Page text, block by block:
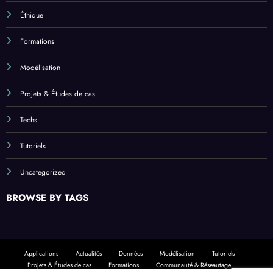
Éthique
Formations
Modélisation
Projets & Études de cas
Techs
Tutoriels
Uncategorized
BROWSE BY TAGS
Applications Actualités Données Modélisation
Tutoriels
Projets & Études de cas
Formations Communauté & Réseautage